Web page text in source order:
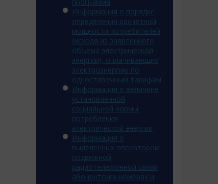
Информация о порядке
определения расчетной
мощности потребителей
(исходя из заявленного
объема электрической
энергии), оплачивающих
электроэнергию по
одноставочным тарифам
Информация о величине
установленной
социальной нормы
потребления
электрической энергии
Информация о
выделенных оператором
подвижной
радиотелефонной связи
абонентских номерах и